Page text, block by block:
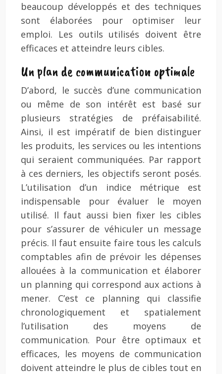
beaucoup développés et des techniques
sont élaborées pour optimiser leur
emploi. Les outils utilisés doivent être
efficaces et atteindre leurs cibles.
Un plan de communication optimale
D’abord, le succès d’une communication
ou même de son intérêt est basé sur
plusieurs stratégies de préfaisabilité.
Ainsi, il est impératif de bien distinguer
les produits, les services ou les intentions
qui seraient communiquées. Par rapport
à ces derniers, les objectifs seront posés.
L’utilisation d’un indice métrique est
indispensable pour évaluer le moyen
utilisé. Il faut aussi bien fixer les cibles
pour s’assurer de véhiculer un message
précis. Il faut ensuite faire tous les calculs
comptables afin de prévoir les dépenses
allouées à la communication et élaborer
un planning qui correspond aux actions à
mener. C’est ce planning qui classifie
chronologiquement et spatialement
l’utilisation des moyens de
communication. Pour être optimaux et
efficaces, les moyens de communication
doivent atteindre le plus de cibles tout en